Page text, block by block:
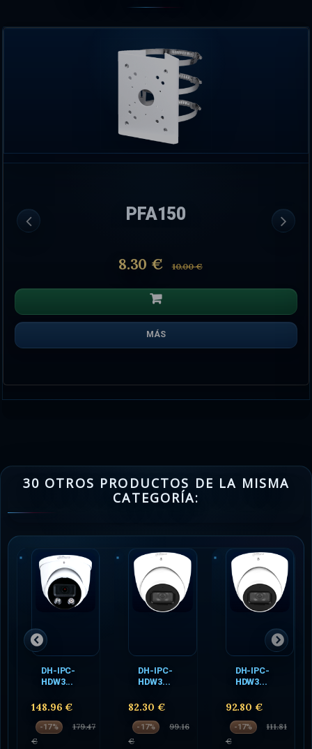
PFA150
8.30 € 10.00 €
MÁS
30 OTROS PRODUCTOS DE LA MISMA
CATEGORÍA:
DH-IPC-
HDW3...
148.96 €
-17%
179.47
€
DH-IPC-
HDW3...
82.30 €
-17%
99.16
€
DH-IPC-
HDW3...
92.80 €
-17%
111.81
€